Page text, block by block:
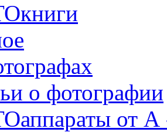
о фотографии
от А